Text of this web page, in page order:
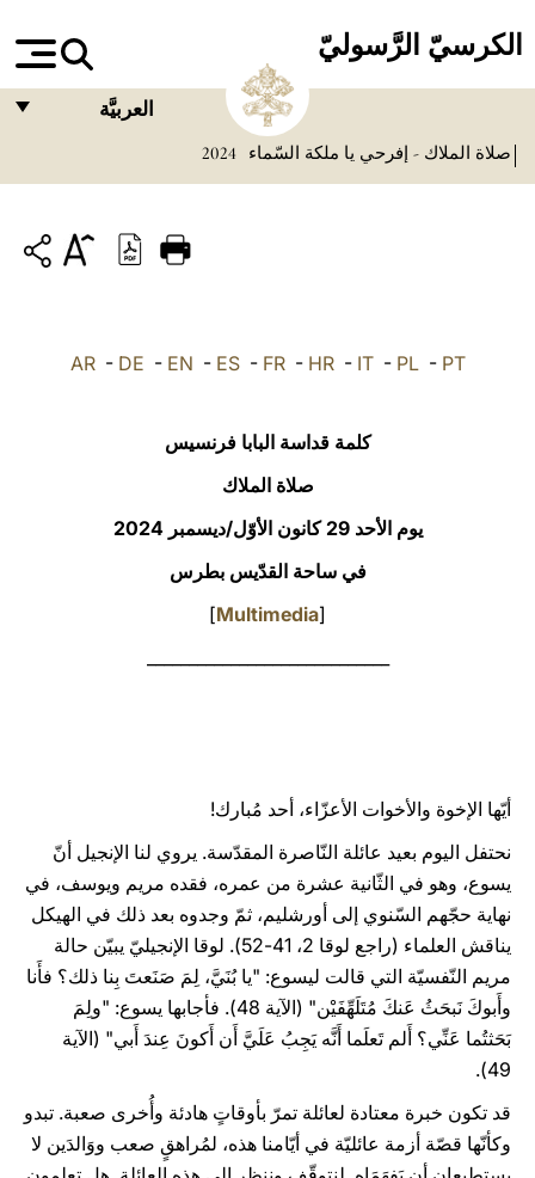
الكرسيّ الرَّسوليّ
العربيَّة
ITALIANO
中文
صلاة الملاك - إفرحي يا ملكة السّماء 2024
AR- DE - EN - ES- FR- HR- IT- PL- PT
كلمة قداسة البابا فرنسيس
صلاة الملاك
يوم الأحد 29 كانون الأوّل/ديسمبر 2024
في ساحة القدّيس بطرس
[
Multimedia
]
أيّها الإخوة والأخوات الأعزّاء، أحد مُبارك!
نحتفل اليوم بعيد عائلة النّاصرة المقدّسة. يروي لنا الإنجيل أنّ
يسوع، وهو في الثّانية عشرة من عمره، فقده مريم ويوسف، في
نهاية حجّهم السّنوي إلى أورشليم، ثمّ وجدوه بعد ذلك في الهيكل
يناقش العلماء (راجع لوقا 2، 41-52). لوقا الإنجيليّ يبيّن حالة
مريم النّفسيّة التي قالت ليسوع: "يا بُنَيَّ، لِمَ صَنَعتَ بِنا ذلك؟ فأَنا
وأَبوكَ نَبحَثُ عَنكَ مُتَلَهِّفَيْن" (الآية 48). فأجابها يسوع: "ولِمَ
بَحَثتُما عَنِّي؟ أَلم تَعلَما أَنَّه يَجِبُ عَلَيَّ أَن أَكونَ عِندَ أَبي" (الآية
49).
قد تكون خبرة معتادة لعائلة تمرّ بأوقاتٍ هادئة وأُخرى صعبة. تبدو
وكأنّها قصّة أزمة عائليّة في أيّامنا هذه، لمُراهقٍ صعب ووَالدَين لا